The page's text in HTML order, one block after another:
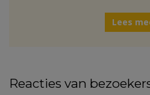
Lees
Reacties van